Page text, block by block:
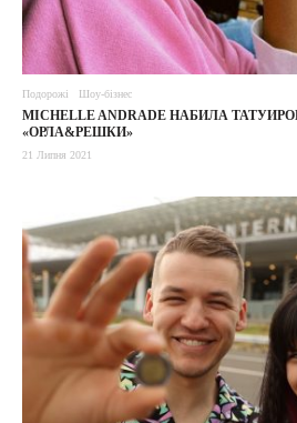
Подорожі Шоу-бізнес
MICHELLE ANDRADE НАБИЛА
«ОРЛА&РЕШКИ»
21 Липня 2021